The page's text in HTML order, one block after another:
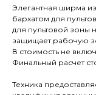
Элегантная ширма
бархатом для
для пультовой зоны
защищает рабочую
В стоимость не
Финальный расчет
Техника